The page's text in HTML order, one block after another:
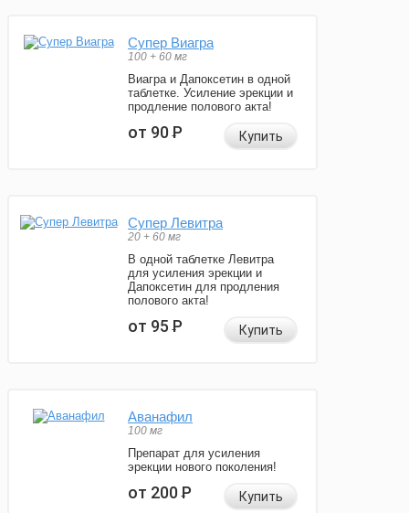
Супер Виагра
100 + 60 мг
Виагра и Дапоксетин в одной
таблетке. Усиление эрекции и
продление полового акта!
от 90Р Купить
Супер Левитра
20 + 60 мг
В одной таблетке Левитра
для усиления эрекции и
Дапоксетин для продления
полового акта!
от 95Р Купить
Аванафил
100 мг
Препарат для усиления
эрекции нового поколения!
от 200Р Купить